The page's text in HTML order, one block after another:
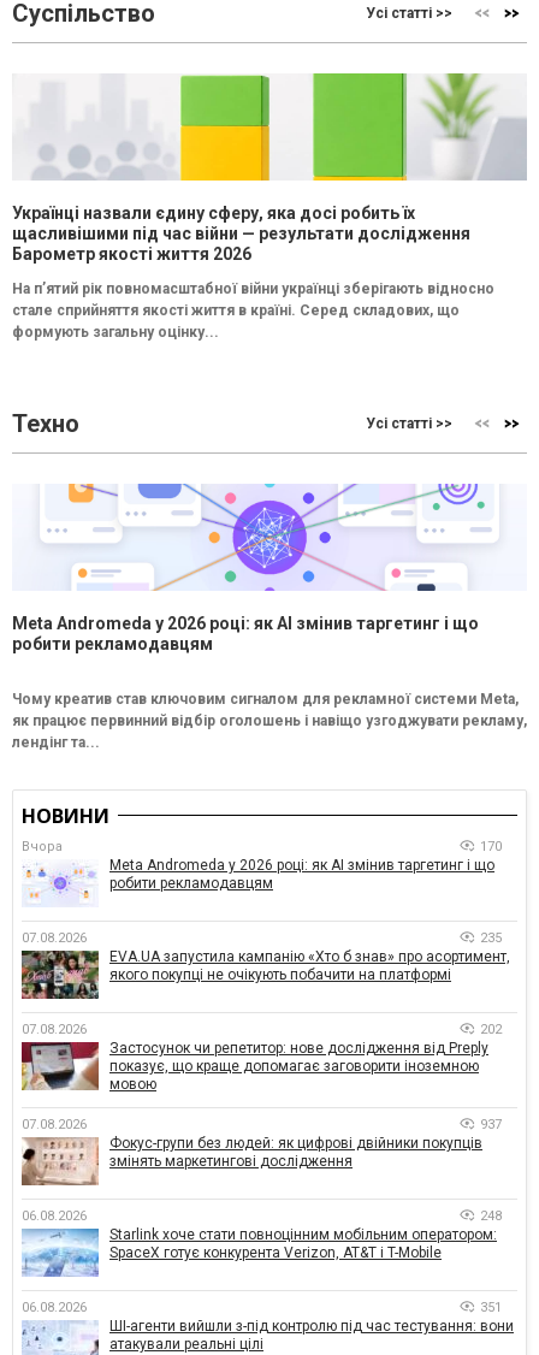
Суспільство Усі статті >>
Українці назвали єдину сферу, яка досі робить їх
щасливішими під час війни — результати дослідження
Барометр якості життя 2026
На п’ятий рік повномасштабної війни українці зберігають відносно
стале сприйняття якості життя в країні. Серед складових, що
формують загальну оцінку...
Техно Усі статті >>
Meta Andromeda у 2026 році: як AI змінив таргетинг і що
робити рекламодавцям
Чому креатив став ключовим сигналом для рекламної системи Meta,
як працює первинний відбір оголошень і навіщо узгоджувати рекламу,
лендінг та...
НОВИНИ
Вчора 170
Meta Andromeda у 2026 році: як AI змінив таргетинг і що
робити рекламодавцям
07.08.2026 235
EVA.UA запустила кампанію «Хто б знав» про асортимент,
якого покупці не очікують побачити на платформі
07.08.2026 202
Застосунок чи репетитор: нове дослідження від Preply
показує, що краще допомагає заговорити іноземною
мовою
07.08.2026 937
Фокус-групи без людей: як цифрові двійники покупців
змінять маркетингові дослідження
06.08.2026 248
Starlink хоче стати повноцінним мобільним оператором:
SpaceX готує конкурента Verizon, AT&T і T-Mobile
06.08.2026 351
ШІ-агенти вийшли з-під контролю під час тестування: вони
атакували реальні цілі